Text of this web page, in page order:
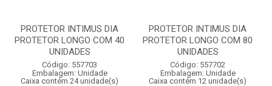
PROTETOR INTIMUS DIA
PROTETOR LONGO COM 40
UNIDADES
Código: 557703
Embalagem: Unidade
Caixa contém 24 unidade(s)
PROTETOR INTIMUS DIA
PROTETOR LONGO COM 80
UNIDADES
Código: 557702
Embalagem: Unidade
Caixa contém 12 unidade(s)